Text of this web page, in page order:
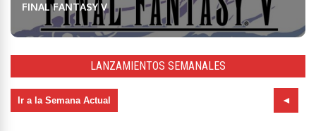
FINAL FANTASY V
LANZAMIENTOS SEMANALES
Ir a la Semana Actual